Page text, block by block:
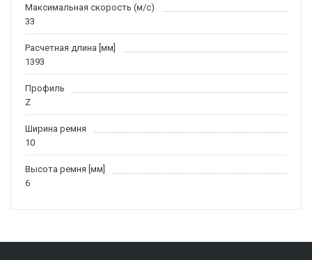
Максимальная скорость (м/c)
33
Расчетная длина [мм]
1393
Профиль
Z
Ширина ремня
10
Высота ремня [мм]
6